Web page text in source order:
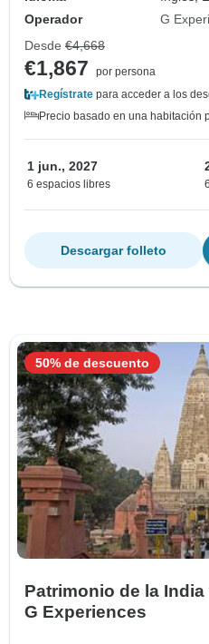
Operador
G
Desde €4,668
€1,867
por persona
Regístrate para acceder a los
Precio basado en una habitación
1 jun., 2027
6 espacios libres
Descargar folleto
Patrimonio de la
G Experiences
50% de descuento